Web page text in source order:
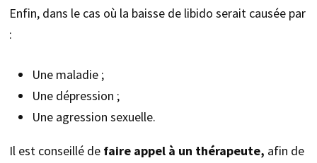
Enfin, dans le cas où la baisse de libido serait causée par
:
Une maladie ;
Une dépression ;
Une agression sexuelle.
Il est conseillé de faire appel à un thérapeute, afin de